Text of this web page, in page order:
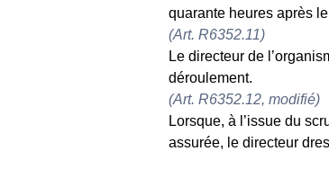
quarante heures après
(Art. R6352.11)
Le directeur de
déroulement.
(Art. R6352.12, modifié)
Lorsque, à l’issue du
assurée, le directeur